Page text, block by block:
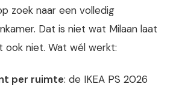
zoek naar een volledig
Dat is niet wat Milaan laat
ook niet. Wat wél werkt:
per ruimte: de IKEA PS 2026